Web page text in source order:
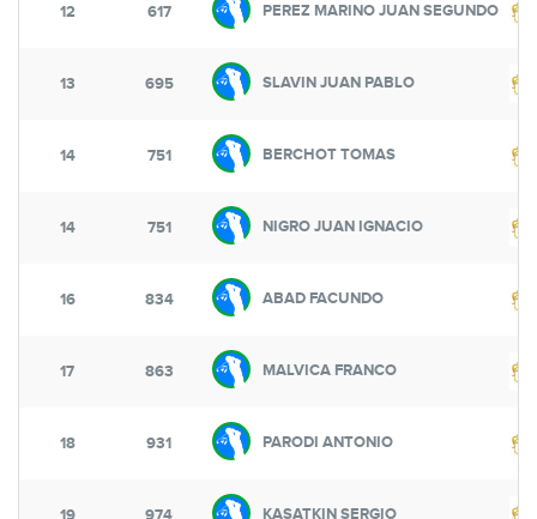
12 617 PEREZ MARINO JUAN SEGUNDO
13 695 SLAVIN JUAN PABLO
14 751 BERCHOT TOMAS
14 751 NIGRO JUAN IGNACIO
16 834 ABAD FACUNDO
17 863 MALVICA FRANCO
18 931 PARODI ANTONIO
KASATKIN SERGIO